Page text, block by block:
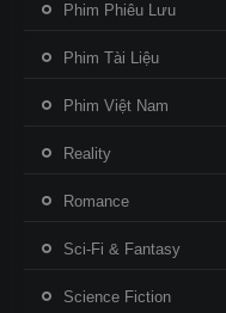
Phim Phiêu Lưu
Phim Tài Liệu
Phim Việt Nam
Reality
Romance
Sci-Fi & Fantasy
Science Fiction